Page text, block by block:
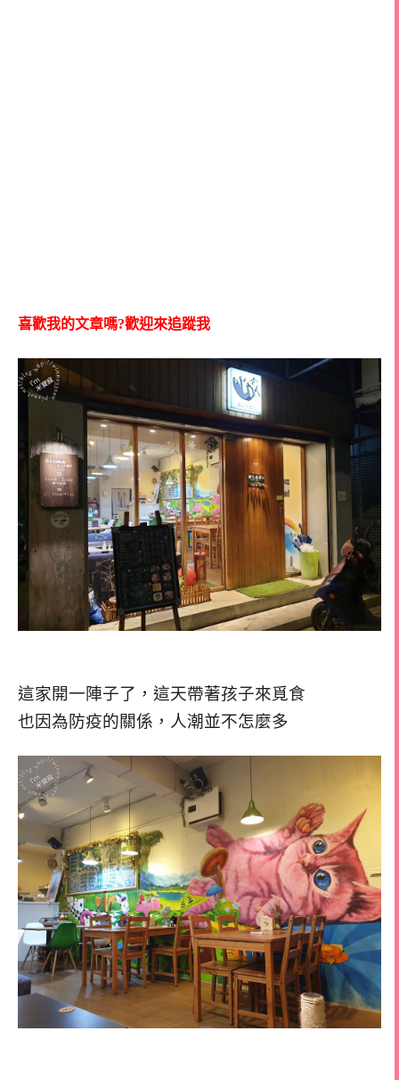
喜歡我的文章嗎?歡迎來追蹤我
這家開一陣子了，這天帶著孩子來覓食
也因為防疫的關係，人潮並不怎麼多